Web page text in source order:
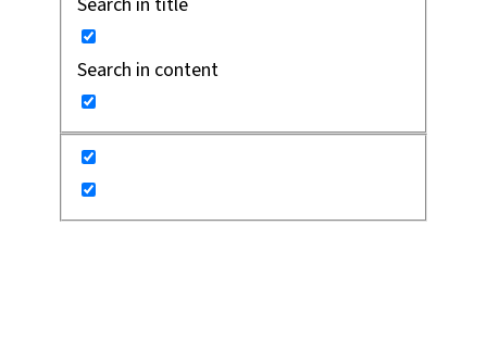
Search in content